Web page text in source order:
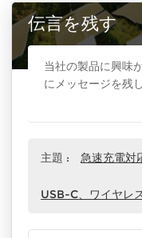
伝言を残す
当社の製品に興味
にメッセージを残
主題 : 急速充電対
USB-C、ワイヤレ